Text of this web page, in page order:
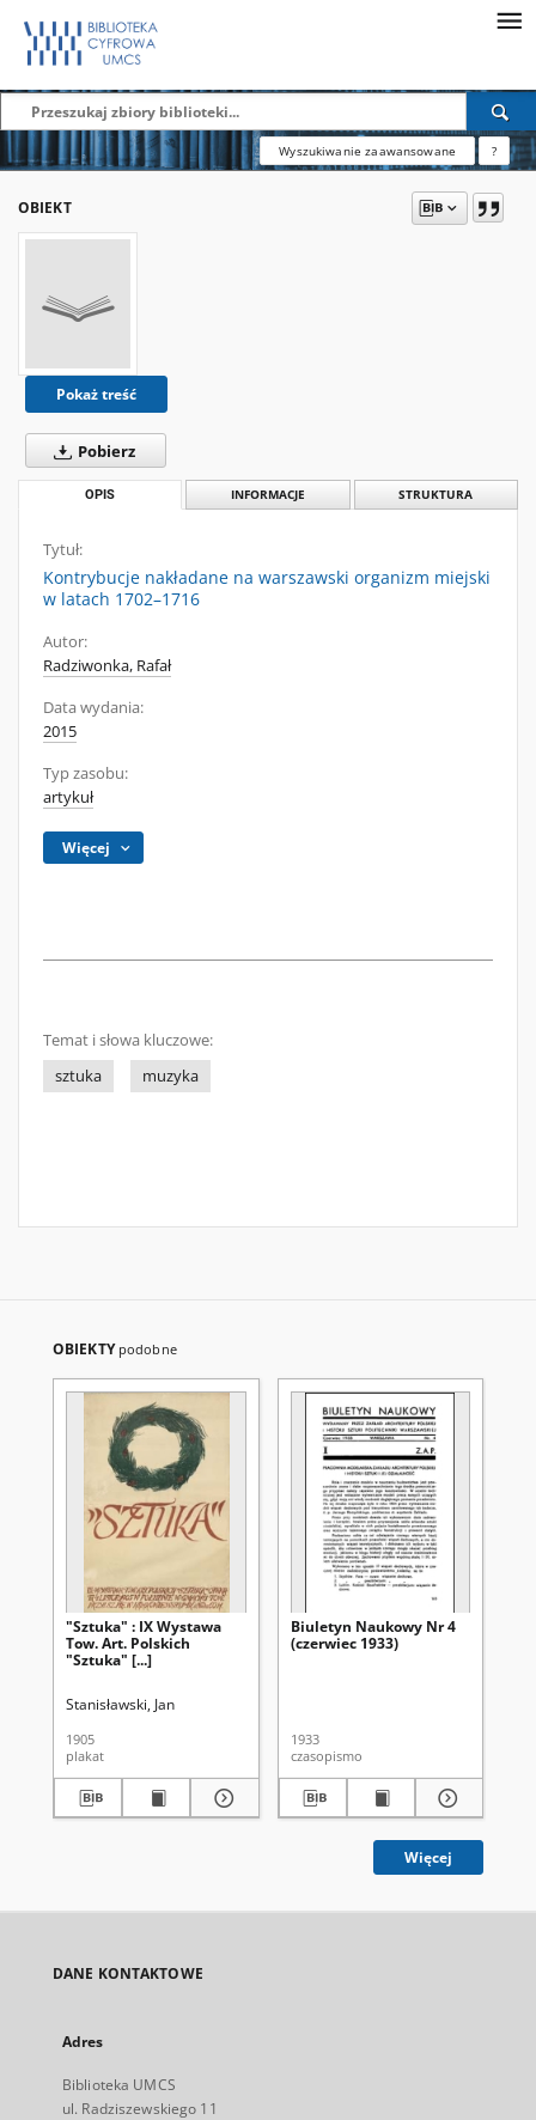
Wyszukiwanie zaawansowane ?
OBIEKT
Pokaż treść
Pobierz
OPIS INFORMACJE STRUKTURA
Tytuł:
Kontrybucje nakładane na warszawski organizm miejski
w latach 1702–1716
Autor:
Radziwonka, Rafał
Data wydania:
2015
Typ zasobu:
artykuł
Więcej
Temat i słowa kluczowe:
sztuka
muzyka
OBIEKTY podobne
"Sztuka" : IX Wystawa
Tow. Art. Polskich
"Sztuka" [...]
Stanisławski, Jan
1905
plakat
Biuletyn Naukowy Nr 4
(czerwiec 1933)
1933
czasopismo
Więcej
DANE KONTAKTOWE
Adres
Biblioteka UMCS
ul. Radziszewskiego 11